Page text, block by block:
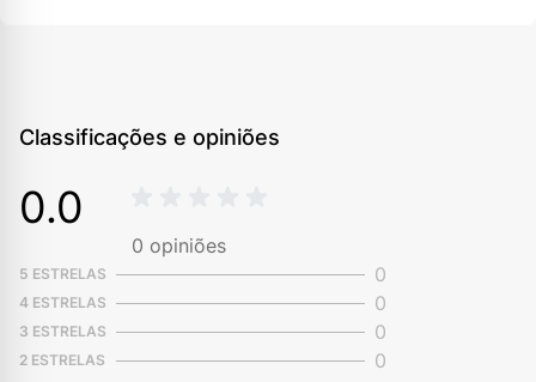
Classificações e opiniões
0.0
0 opiniões
5 ESTRELAS 0
4 ESTRELAS 0
3 ESTRELAS 0
2 ESTRELAS 0